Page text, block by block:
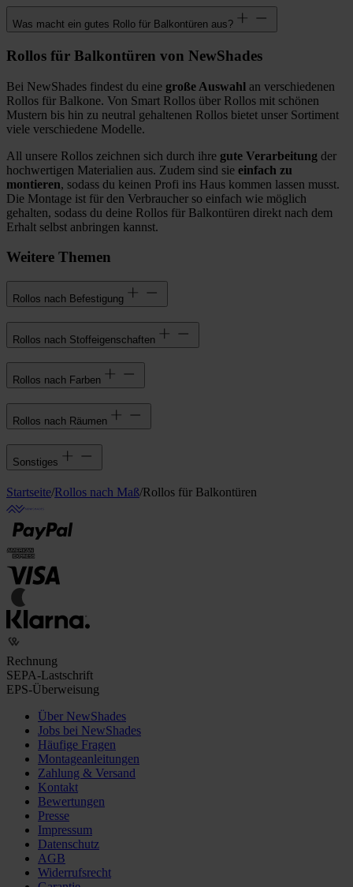
Was macht ein gutes Rollo für Balkontüren aus?
Rollos für Balkontüren von NewShades
Bei NewShades findest du eine große Auswahl an verschiedenen
Rollos für Balkone. Von Smart Rollos über Rollos mit schönen
Mustern bis hin zu neutral gehaltenen Rollos bietet unser Sortiment
viele verschiedene Modelle.
All unsere Rollos zeichnen sich durch ihre gute Verarbeitung der
hochwertigen Materialien aus. Zudem sind sie einfach zu
montieren, sodass du keinen Profi ins Haus kommen lassen musst.
Die Montage ist für den Verbraucher so einfach wie möglich
gehalten, sodass du deine Rollos für Balkontüren direkt nach dem
Erhalt selbst anbringen kannst.
Weitere Themen
Rollos nach Befestigung
Rollos nach Stoffeigenschaften
Rollos nach Farben
Rollos nach Räumen
Sonstiges
Startseite/Rollos nach Maß/Rollos für Balkontüren
Rechnung
SEPA-Lastschrift
EPS-Überweisung
Über NewShades
Jobs bei NewShades
Häufige Fragen
Montageanleitungen
Zahlung & Versand
Kontakt
Bewertungen
Presse
Impressum
Datenschutz
AGB
Widerrufsrecht